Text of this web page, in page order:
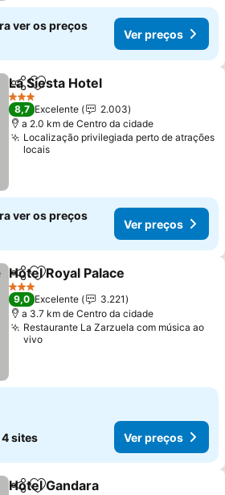
ver os preços
Ver preços
PartilharAdicionar aos favoritos
La Siesta Hotel
3 Estrelas
8,7 Excelente
2.003
a 2.0 km de Centro da cidade
Localização privilegiada perto de atrações
locais
ver os preços
Ver preços
PartilharAdicionar aos favoritos
Hotel Royal Palace
3 Estrelas
9,0 Excelente
3.221
a 3.7 km de Centro da cidade
Restaurante La Zarzuela com música ao
vivo
4 sites Ver preços
Hotel Gandara